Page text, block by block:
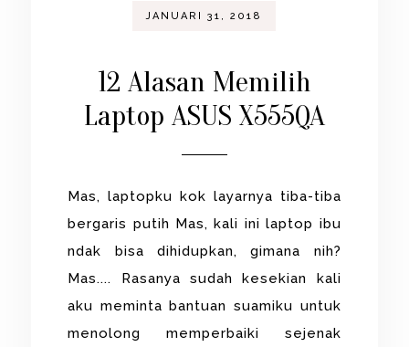
JANUARI 31, 2018
12 Alasan Memilih
Laptop ASUS X555QA
Mas, laptopku kok layarnya tiba-tiba
bergaris putih Mas, kali ini laptop ibu
ndak bisa dihidupkan, gimana nih?
Mas.... Rasanya sudah kesekian kali
aku meminta bantuan suamiku untuk
menolong memperbaiki sejenak